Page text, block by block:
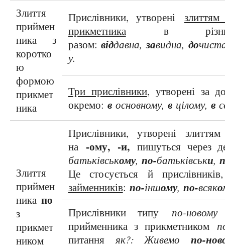
Злиття
приймен
ника з
коротко
ю
формою
прикмет
ника
Прислівники, утворені
прикметникав різних
разом:віддавна,завидна, до
у.
Три прислівники, утворені за
окремо: восновному, вцілому, в
Злиття
приймен
никапо
з
прикмет
ником
Прислівники, утворені
на -ому, -и,пишуться через
батьківському, по-батьківськи,
Це стосується й
займенників: по-іншому, по-всяк
Прислівники типу по-новому
прийменника з прикметником
питанняяк?: Живемопо-